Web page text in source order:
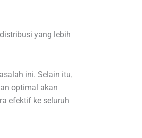
yang lebih
ini. Selain itu,
optimal akan
efektif ke seluruh